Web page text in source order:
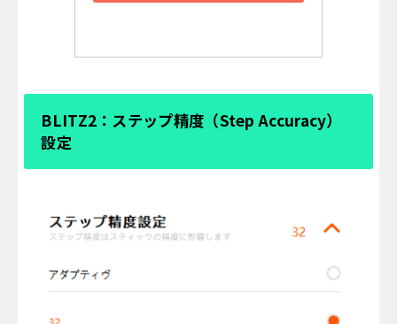
BLITZ2：ステップ精度（Step Accuracy）
設定